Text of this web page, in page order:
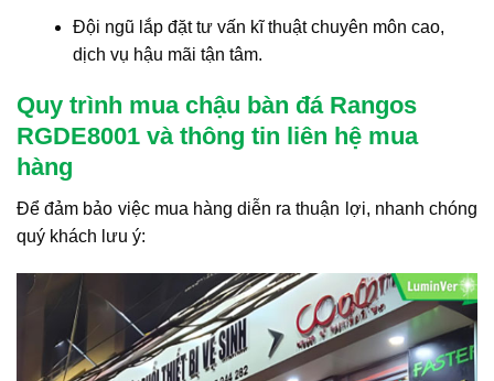
Đội ngũ lắp đặt tư vấn kĩ thuật chuyên môn cao,
dịch vụ hậu mãi tận tâm.
Quy trình mua chậu bàn đá Rangos
RGDE8001 và thông tin liên hệ mua
hàng
Để đảm bảo việc mua hàng diễn ra thuận lợi, nhanh chóng
quý khách lưu ý: